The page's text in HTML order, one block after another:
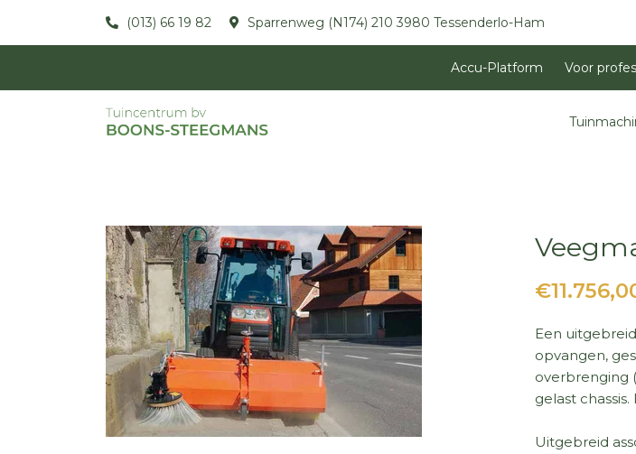
(013) 66 19 82 Sparrenweg (N174) 210 3980 Tessenderlo-Ham
Accu-Platform Voor
Een
opvangen,
overbrenging
gelast
Uitgebreid